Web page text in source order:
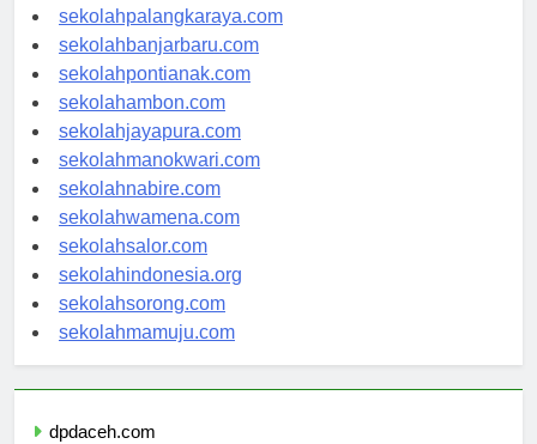
sekolahpalangkaraya.com
sekolahbanjarbaru.com
sekolahpontianak.com
sekolahambon.com
sekolahjayapura.com
sekolahmanokwari.com
sekolahnabire.com
sekolahwamena.com
sekolahsalor.com
sekolahindonesia.org
sekolahsorong.com
sekolahmamuju.com
dpdaceh.com